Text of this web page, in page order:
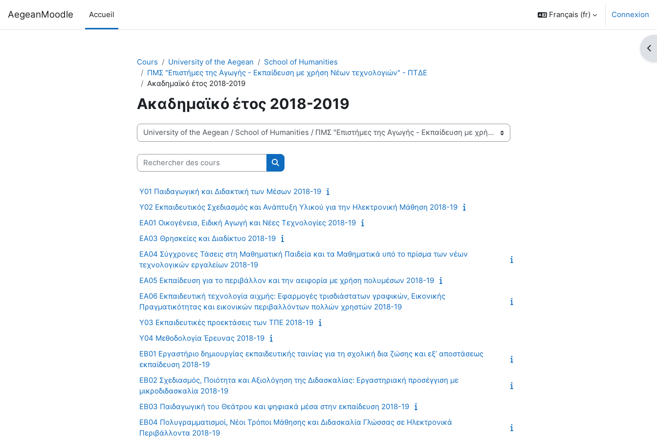
AegeanMoodle Accueil Français ‎(fr)‎ Connexion
Cours
University of the Aegean
School of Humanities
ΠΜΣ "Επιστήμες της Αγωγής - Εκπαίδευση με χρήση Νέων τεχνολογιών" - ΠΤΔΕ
Ακαδημαϊκό έτος 2018-2019
Ακαδημαϊκό έτος 2018-2019
Catégories de cours
Rechercher des cours
Rechercher des cours
Υ01 Παιδαγωγική και Διδακτική των Μέσων 2018-19
Υ02 Εκπαιδευτικός Σχεδιασμός και Ανάπτυξη Υλικού για την Ηλεκτρονική Μάθηση 2018-19
ΕΑ01 Οικογένεια, Ειδική Αγωγή και Νέες Τεχνολογίες 2018-19
ΕΑ03 Θρησκείες και Διαδίκτυο 2018-19
ΕΑ04 Σύγχρονες Τάσεις στη Μαθηματική Παιδεία και τα Μαθηματικά υπό το πρίσμα των νέων
τεχνολογικών εργαλείων 2018-19
ΕΑ05 Εκπαίδευση για το περιβάλλον και την αειφορία με χρήση πολυμέσων 2018-19
ΕΑ06 Εκπαιδευτική τεχνολογία αιχμής: Εφαρμογές τρισδιάστατων γραφικών, Εικονικής
Πραγματικότητας και εικονικών περιβαλλόντων πολλών χρηστών 2018-19
Υ03 Εκπαιδευτικές προεκτάσεις των ΤΠΕ 2018-19
Υ04 Μεθοδολογία Έρευνας 2018-19
ΕΒ01 Εργαστήριο δημιουργίας εκπαιδευτικής ταινίας για τη σχολική δια ζώσης και εξ’ αποστάσεως
εκπαίδευση 2018-19
ΕΒ02 Σχεδιασμός, Ποιότητα και Αξιολόγηση της Διδασκαλίας: Εργαστηριακή προσέγγιση με
μικροδιδασκαλία 2018-19
ΕΒ03 Παιδαγωγική του Θεάτρου και ψηφιακά μέσα στην εκπαίδευση 2018-19
ΕΒ04 Πολυγραμματισμοί, Νέοι Τρόποι Μάθησης και Διδασκαλία Γλώσσας σε Ηλεκτρονικά
Περιβάλλοντα 2018-19